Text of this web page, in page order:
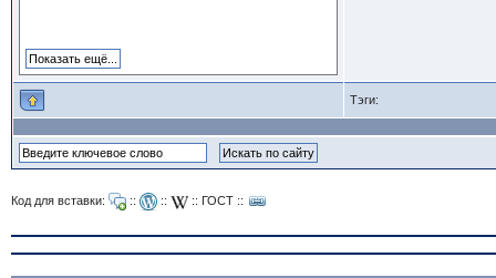
Тэги:
Код для вставки: :: :: :: ГОСТ::